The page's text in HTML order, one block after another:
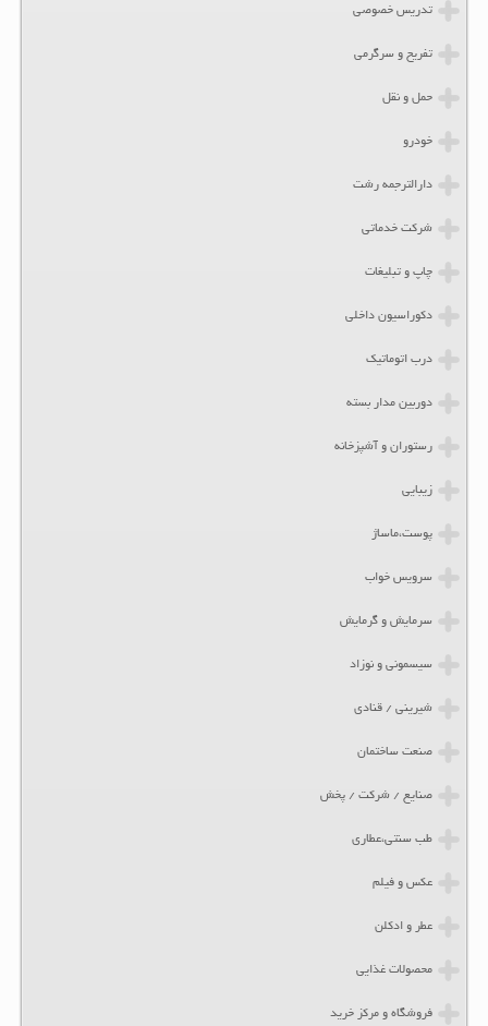
تدریس خصوصی
تفریح و سرگرمی
حمل و نقل
خودرو
دارالترجمه رشت
شرکت خدماتی
چاپ و تبلیغات
دکوراسیون داخلی
درب اتوماتیک
دوربین مدار بسته
رستوران و آشپزخانه
زیبایی
پوست،ماساژ
سرویس خواب
سرمایش و گرمایش
سیسمونی و نوزاد
شیرینی / قنادی
صنعت ساختمان
صنایع / شرکت / پخش
طب سنتی،عطاری
عکس و فیلم
عطر و ادکلن
محصولات غذایی
فروشگاه و مرکز خرید